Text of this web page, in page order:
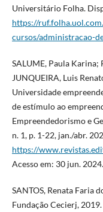
Universitário Folha.
https://
cursos/administracao-
SALUME, Paula Karina;
JUNQUEIRA, Luis
Universidade
de estímulo ao
Empreendedorismo e
n. 1, p. 1-22, jan./abr.
https://
Acesso em: 30 jun. 2024.
SANTOS, Renata Faria
Fundação Cecierj,